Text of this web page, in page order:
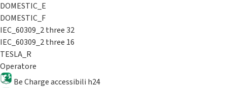
DOMESTIC_E
DOMESTIC_F
IEC_60309_2 three 32
IEC_60309_2 three 16
TESLA_R
Operatore
Be Charge accessibili h24